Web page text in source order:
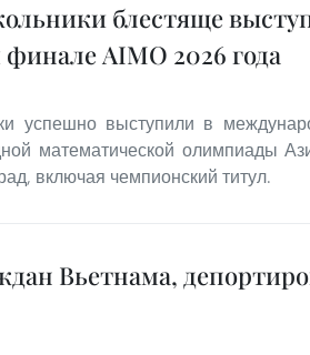
блестяще
AIMO 2026 года
успешно выступили в
математической олимпиады
включая чемпионский титул.
Вьетнама,